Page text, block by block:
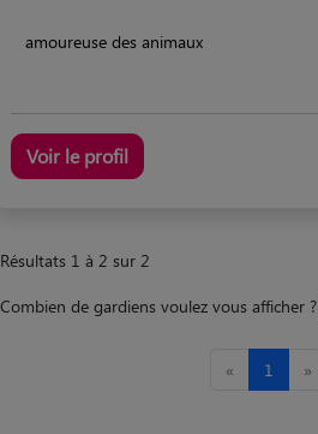
amoureuse des animaux
Voir le profil
Résultats 1 à 2 sur 2
Combien de gardiens voulez vous afficher ?
« 1 »